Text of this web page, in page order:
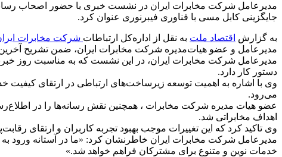
مدیرعامل شرکت مخابرات ایران در نشست خبری با حضور اصحاب رسانه،
جایگزینی کابل مسی با فناوری فیبرنوری عنوان کرد.
به گزارش اقتصاد ملت به نقل از اداره‌کل ارتباطات شرکت مخابرات
مدیرعامل و عضو هیات‌مدیره شرکت مخابرات ایران، ضمن تشریح
مدیرعامل شرکت مخابرات ایران، در این نشست که به مناسبت روز
دستور کار دارد.
وی با اشاره به اهمیت توسعه زیرساخت‌های ارتباطی در ارتقای
می‌رود.
عضو هیات مدیره شرکت مخابرات ، همچنین نقش رسانه‌ها را در
اهداف مخابراتی شد.
وی تاکید کرد که این تغییرات موجب بهبود تجربه کاربران و ارتقای
مدیرعامل شرکت مخابرات ایران خاطرنشان کرد: «ما در آستانه ورود
خدمات نوین و متنوع برای مشترکان فراهم خواهد شد.»